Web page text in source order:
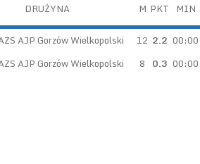
DRUŻYNA M PKT MIN
AJP Gorzów Wielkopolski 12 2.2 00:00
AJP Gorzów Wielkopolski 8 0.3 00:00